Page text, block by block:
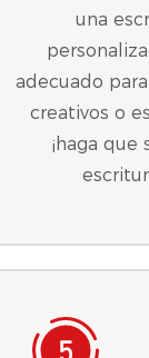
una
adecuado
creativos o
¡haga que